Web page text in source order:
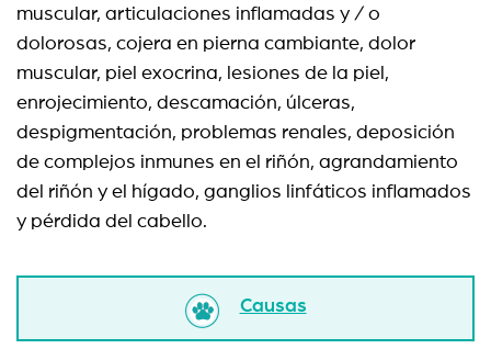
muscular, articulaciones inflamadas y / o
dolorosas, cojera en pierna cambiante, dolor
muscular, piel exocrina, lesiones de la piel,
enrojecimiento, descamación, úlceras,
despigmentación, problemas renales, deposición
de complejos inmunes en el riñón, agrandamiento
del riñón y el hígado, ganglios linfáticos inflamados
y pérdida del cabello.
Causas